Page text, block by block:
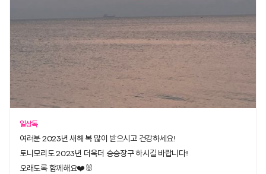
일상톡
여러분 2023년 새해 복 많이 받으시고 건강하세요!
토니모리도 2023년 더욱더 승승장구 하시길 바랍니다!
오래도록 함께해요❤️🐰